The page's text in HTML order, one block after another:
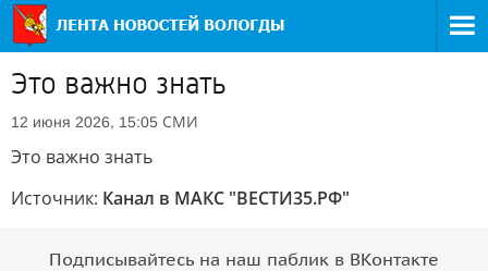
Это важно знать
12 июня 2026, 15:05 СМИ
Это важно знать
Источник: Канал в МАКС "ВЕСТИ35.РФ"
Подписывайтесь на наш паблик в ВКонтакте